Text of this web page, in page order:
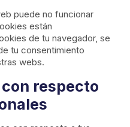
puede no funcionar
están
de tu navegador, se
tu consentimiento
webs.
respecto